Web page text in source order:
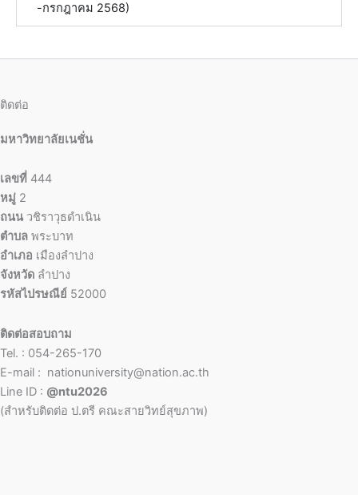
-กรกฎาคม 2568)
ติดต่อ
มหาวิทยาลัยเนชั่น
เลขที่ 444
หมู่ 2
ถนน วชิราวุธดำเนิน
ตำบล พระบาท
อำเภอ เมืองลำปาง
จังหวัด ลำปาง
รหัสไปรษณีย์ 52000
ติดต่อสอบถาม
Tel. : 054-265-170
E-mail : nationuniversity@nation.ac.th
Line ID : @ntu2026
(สำหรับติดต่อ ป.ตรี คณะสายวิทย์สุขภาพ)